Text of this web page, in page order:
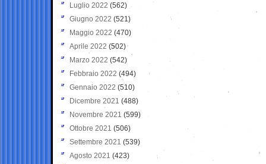
Luglio 2022 (562)
Giugno 2022 (521)
Maggio 2022 (470)
Aprile 2022 (502)
Marzo 2022 (542)
Febbraio 2022 (494)
Gennaio 2022 (510)
Dicembre 2021 (488)
Novembre 2021 (599)
Ottobre 2021 (506)
Settembre 2021 (539)
Agosto 2021 (423)